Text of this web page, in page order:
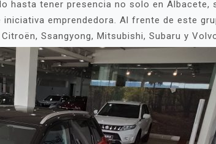
hasta tener presencia no solo en Albacete,
emprendedora. Al frente de este
Ssangyong, Mitsubishi, Subaru y